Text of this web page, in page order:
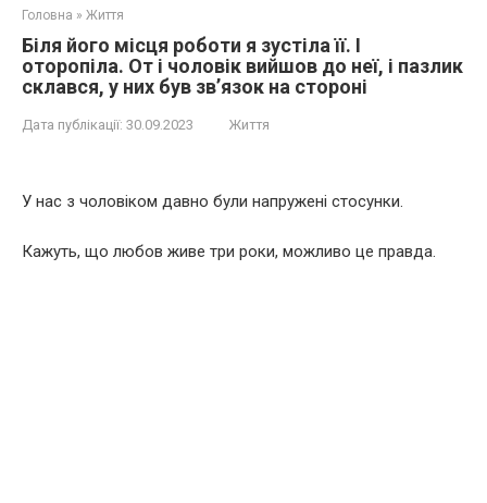
Головна » Життя
Біля його місця роботи я зустіла її. І
оторопіла. От і чоловік вийшов до неї, і пазлик
склався, у них був зв’язок на стороні
Дата публікації: 30.09.2023 Життя
У нас з чоловіком давно були напружені стосунки.
Кажуть, що любов живе три роки, можливо це правда.